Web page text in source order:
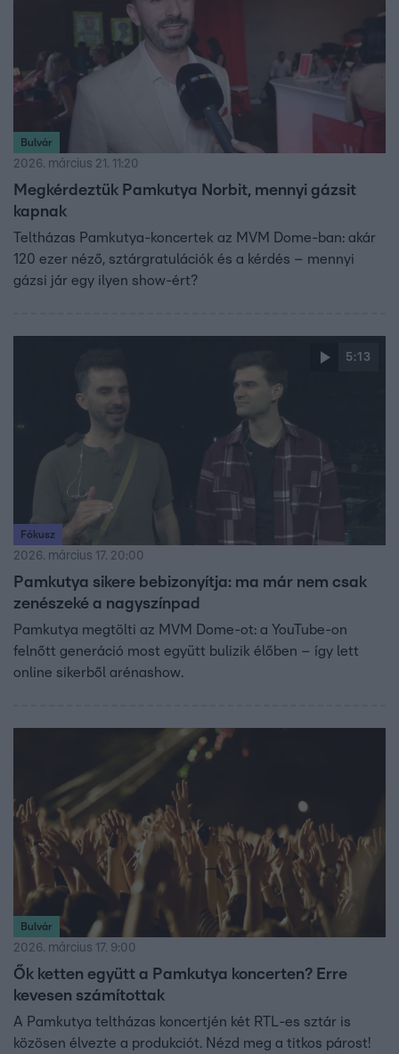
Bulvár
2026. március 21. 11:20
Megkérdeztük Pamkutya Norbit, mennyi gázsit
kapnak
Teltházas Pamkutya-koncertek az MVM Dome-ban: akár
120 ezer néző, sztárgratulációk és a kérdés – mennyi
gázsi jár egy ilyen show-ért?
5:13
Fókusz
2026. március 17. 20:00
Pamkutya sikere bebizonyítja: ma már nem csak
zenészeké a nagyszínpad
Pamkutya megtölti az MVM Dome-ot: a YouTube-on
felnőtt generáció most együtt bulizik élőben – így lett
online sikerből arénashow.
Bulvár
2026. március 17. 9:00
Ők ketten együtt a Pamkutya koncerten? Erre
kevesen számítottak
A Pamkutya teltházas koncertjén két RTL-es sztár is
közösen élvezte a produkciót. Nézd meg a titkos párost!